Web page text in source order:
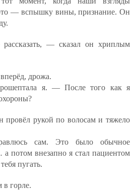
это — вспышку вины, признание. Он
— сказал он хриплым
дрожа.
я. — После того как я
провёл рукой по волосам и тяжело
сам. Это было обычное
а потом внезапно я стал пациентом
пугать.
в горле.